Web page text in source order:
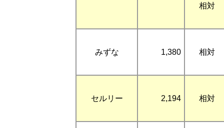
相対
みずな 1,380 相対
セルリー 2,194 相対